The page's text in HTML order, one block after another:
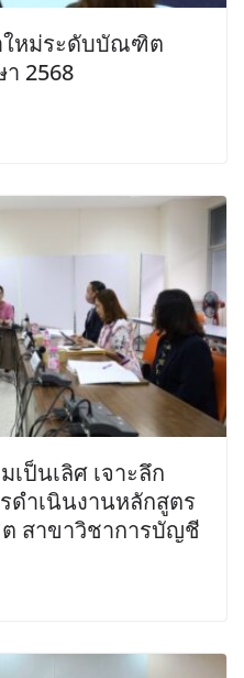
ใหม่ระดับบัณฑิต
2568
ป็นเลิศ เจาะลึก
ดำเนินงานหลักสูตร
สาขาวิชาการบัญชี